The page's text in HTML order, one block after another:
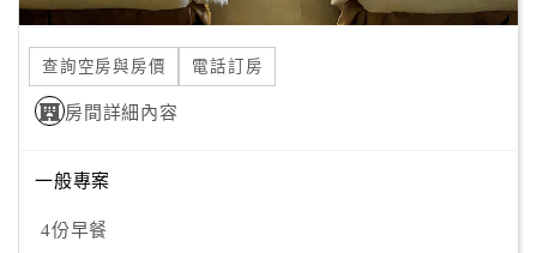
查詢空房與房價 電話訂房
房間詳細內容
一般專案
4份早餐